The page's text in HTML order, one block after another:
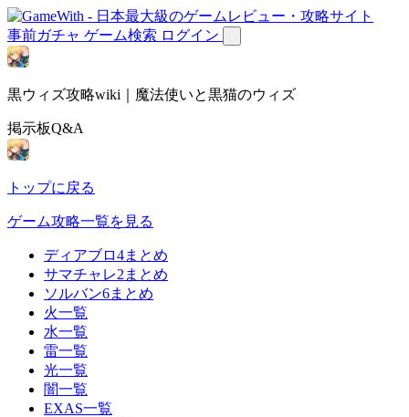
事前ガチャ ゲーム検索 ログイン
黒ウィズ攻略wiki｜魔法使いと黒猫のウィズ
掲示板Q&A
トップに戻る
ゲーム攻略一覧を見る
ディアブロ4まとめ
サマチャレ2まとめ
ソルバン6まとめ
火一覧
水一覧
雷一覧
光一覧
闇一覧
EXAS一覧